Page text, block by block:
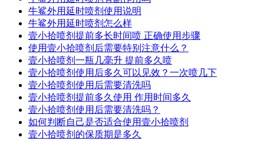
牛鲨外用延时喷剂使用说明
牛鲨外用延时喷剂怎么样
壹小拾喷剂提前多长时间喷 正确使用步骤
使用壹小拾喷剂后需要特别注意什么？
壹小拾喷剂一瓶几毫升 提前多久喷
壹小拾喷剂使用后多久可以见效？一次喷几下
壹小拾喷剂使用后需要清洗吗
壹小拾喷剂提前多久使用 作用时间多久
壹小拾喷剂使用后需要清洗吗？
如何判断自己是否适合使用壹小拾喷剂
壹小拾喷剂的保质期是多久